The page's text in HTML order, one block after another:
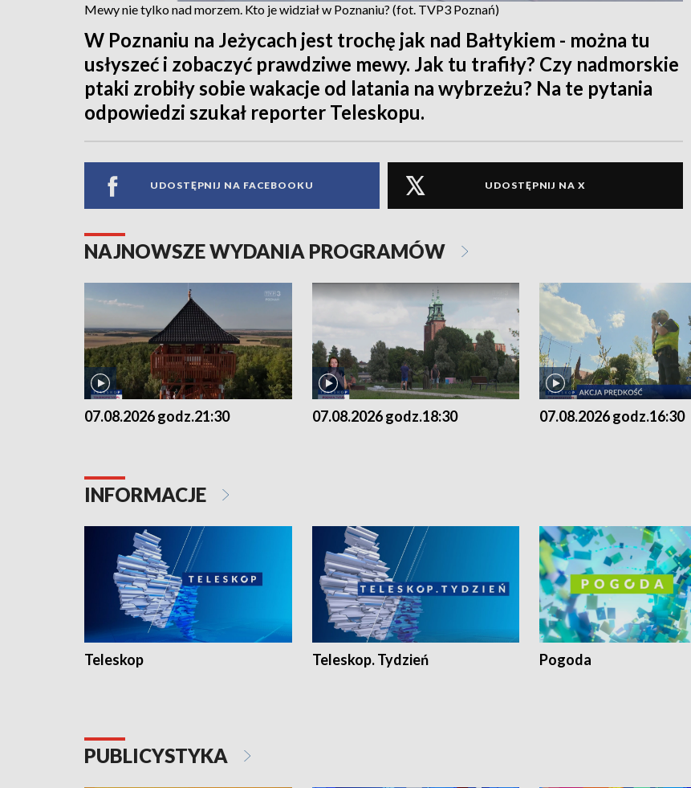
Mewy nie tylko nad morzem. Kto je widział w Poznaniu? (fot. TVP3 Poznań)
W Poznaniu na Jeżycach jest trochę jak nad Bałtykiem - można tu
usłyszeć i zobaczyć prawdziwe mewy. Jak tu trafiły? Czy nadmorskie
ptaki zrobiły sobie wakacje od latania na wybrzeżu? Na te pytania
odpowiedzi szukał reporter Teleskopu.
UDOSTĘPNIJ NA FACEBOOKU UDOSTĘPNIJ NA X
NAJNOWSZE WYDANIA PROGRAMÓW
07.08.2026 godz.21:30 07.08.2026 godz.18:30 07.08.2026 godz.16:30
INFORMACJE
Teleskop Teleskop. Tydzień Pogoda
PUBLICYSTYKA